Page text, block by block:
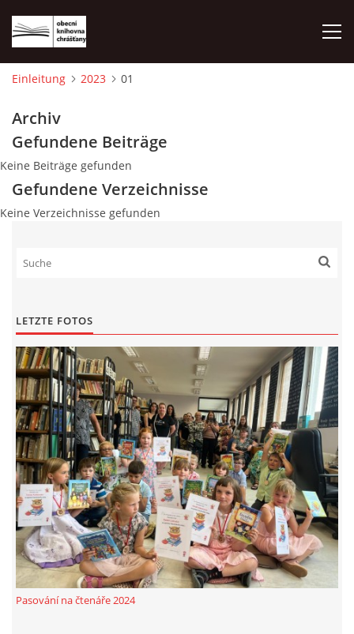
FOTOALBUM
© 2026 eStránky.cz Aktualisiert: 1. 8. 2026
Einleitung 2023 01
Archiv
Gefundene Beiträge
Keine Beiträge gefunden
Gefundene Verzeichnisse
Keine Verzeichnisse gefunden
LETZTE FOTOS
Pasování na čtenáře 2024